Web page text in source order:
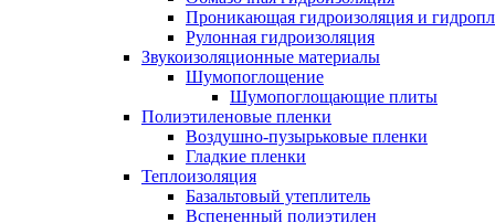
Проникающая гидроизоляция и
Рулонная гидроизоляция
Звукоизоляционные материалы
Шумопоглощение
Шумопоглощающие плиты
Полиэтиленовые пленки
Воздушно-пузырьковые пленки
Гладкие пленки
Теплоизоляция
Базальтовый утеплитель
Вспененный полиэтилен